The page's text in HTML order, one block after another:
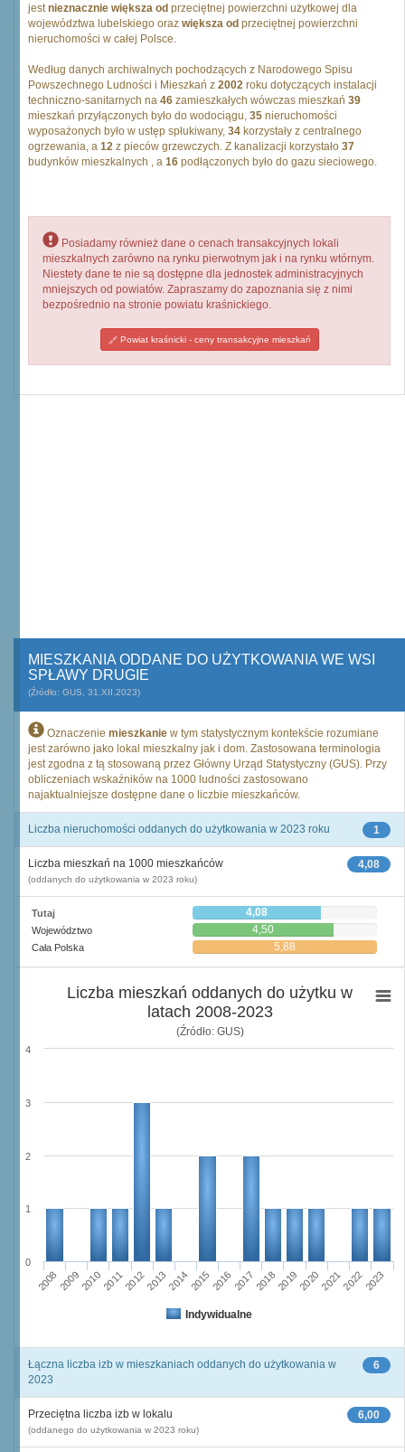
jestnieznacznie większa od przeciętnej powierzchni użytkowej dla
województwa lubelskiego oraz większa od przeciętnej powierzchni
nieruchomości w całej Polsce.
Według danych archiwalnych pochodzących z Narodowego Spisu
Powszechnego Ludności i Mieszkań z 2002 roku dotyczących instalacji
techniczno-sanitarnych na 46 zamieszkałych wówczas mieszkań 39
mieszkań przyłączonych było do wodociągu, 35 nieruchomości
wyposażonych było w ustęp spłukiwany, 34 korzystały z centralnego
ogrzewania, a 12 z pieców grzewczych. Z kanalizacji korzystało 37
budynków mieszkalnych , a 16 podłączonych było do gazu sieciowego.
Posiadamy również dane o cenach transakcyjnych lokali
mieszkalnych zarówno na rynku pierwotnym jak i na rynku wtórnym.
Niestety dane te nie są dostępne dla jednostek administracyjnych
mniejszych od powiatów. Zapraszamy do zapoznania się z nimi
bezpośrednio na stronie powiatu kraśnickiego.
Powiat kraśnicki - ceny transakcyjne mieszkań
MIESZKANIA ODDANE DO UŻYTKOWANIA WE WSI
SPŁAWY DRUGIE
(Źródło: GUS, 31.XII.2023)
Oznaczenie mieszkanie w tym statystycznym kontekście rozumiane
jest zarówno jako lokal mieszkalny jak i dom. Zastosowana terminologia
jest zgodna z tą stosowaną przez Główny Urząd Statystyczny (GUS). Przy
obliczeniach wskaźników na 1000 ludności zastosowano
najaktualniejsze dostępne dane o liczbie mieszkańców.
1
Liczba nieruchomości oddanych do użytkowania w 2023 roku
4,08
Liczba mieszkań na 1000 mieszkańców
(oddanych do użytkowania w 2023 roku)
Tutaj 4,08
Województwo 4,50
Cała Polska 5,88
Liczba mieszkań oddanych do użytku w
latach 2008-2023
(Źródło: GUS)
Indywidualne
2008200920102011201220132014201520162017201820192020202120222023
0
1
2
3
4
6
Łączna liczba izb w mieszkaniach oddanych do użytkowania w
2023
6,00
Przeciętna liczba izb w lokalu
(oddanego do użytkowania w 2023 roku)